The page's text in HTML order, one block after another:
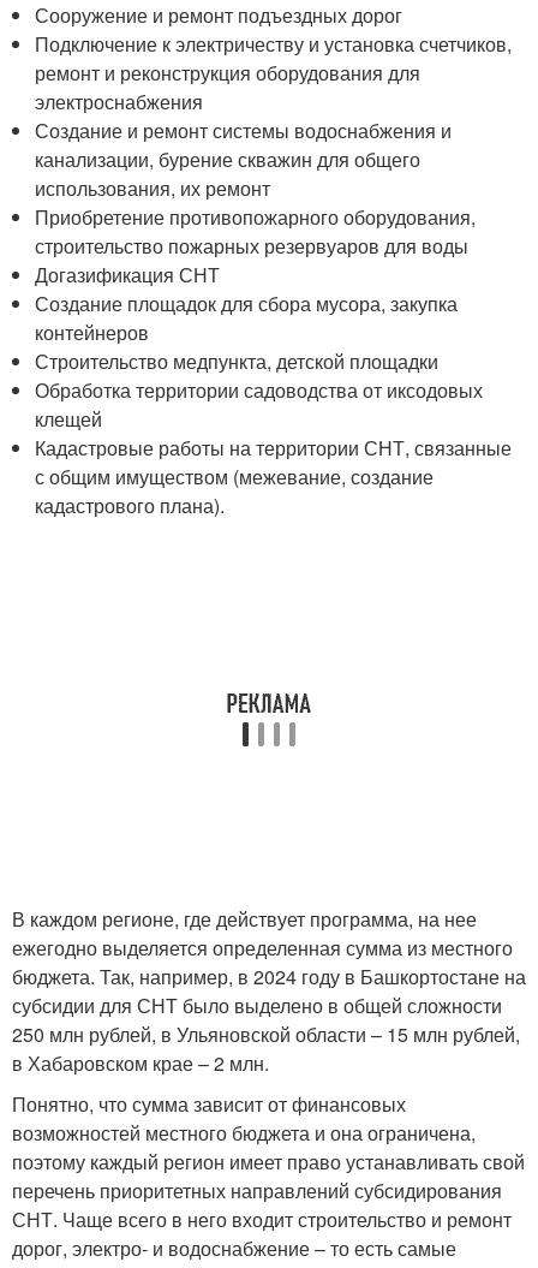
Сооружение и ремонт подъездных дорог
Подключение к электричеству и установка счетчиков,
ремонт и реконструкция оборудования для
электроснабжения
Создание и ремонт системы водоснабжения и
канализации, бурение скважин для общего
использования, их ремонт
Приобретение противопожарного оборудования,
строительство пожарных резервуаров для воды
Догазификация СНТ
Создание площадок для сбора мусора, закупка
контейнеров
Строительство медпункта, детской площадки
Обработка территории садоводства от иксодовых
клещей
Кадастровые работы на территории СНТ, связанные
с общим имуществом (межевание, создание
кадастрового плана).
В каждом регионе, где действует программа, на нее
ежегодно выделяется определенная сумма из местного
бюджета. Так, например, в 2024 году в Башкортостане на
субсидии для СНТ было выделено в общей сложности
250 млн рублей, в Ульяновской области – 15 млн рублей,
в Хабаровском крае – 2 млн.
Понятно, что сумма зависит от финансовых
возможностей местного бюджета и она ограничена,
поэтому каждый регион имеет право устанавливать свой
перечень приоритетных направлений субсидирования
СНТ. Чаще всего в него входит строительство и ремонт
дорог, электро- и водоснабжение – то есть самые